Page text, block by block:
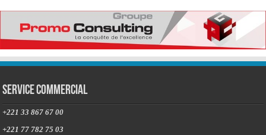
Service commercial
+221 33 867 67 00
+221 77 782 75 03